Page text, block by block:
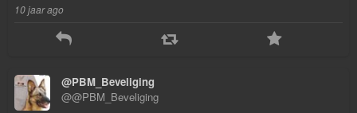
10 jaar ago
@PBM_Beveliging
@@PBM_Beveliging